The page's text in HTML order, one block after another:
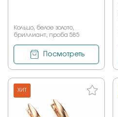
Кольцо, белое золото,
бриллиант, проба 585
Посмотреть
ХИТ